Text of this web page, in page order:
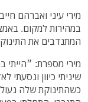
מירי עיני ואברהם
במהירות למקום.
המתנדבים את
מירי מספרת: ״הייתי
שיניתי כיוון
כשהתינוקת שלה